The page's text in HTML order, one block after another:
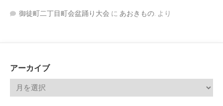
御徒町二丁目町会盆踊り大会 に あおきもの. より
アーカイブ